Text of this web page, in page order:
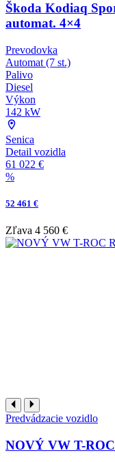
Škoda Kodiaq
automat. 4×4
Prevodovka
Automat (7 st.)
Palivo
Diesel
Výkon
142 kW
Senica
Detail vozidla
61 022 €
%
52 461 €
Zľava 4 560 €
Predvádzacie vozidlo
NOVÝ VW T-